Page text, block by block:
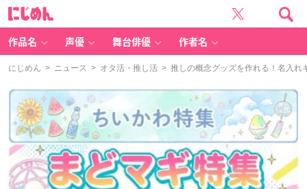
作品名 声優 舞台俳優 作者名
にじめん > ニュース > オタ活・推し活 > 推しの概念グッズを作れる！名入れ